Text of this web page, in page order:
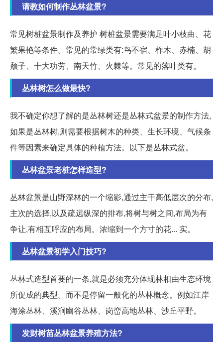
请教如何制作丛林盆景?
常见树桩盆景制作及养护 树桩盆景需要满足叶小枝曲、花
繁果艳等条件。常见的常绿类有:鸟不宿、柞木、赤楠、胡
颓子、十大功劳、南天竹、火棘等。常见的落叶类有。
丛林树怎么做最快?
我不确定你想了解的是丛林树还是丛林式盆景的制作方法,
如果是丛林树,则需要根据树木的种类、生长环境、气候条
件等因素来确定具体的种植方法。以下是丛林式盆。
丛林盆景老桩怎样造型?
丛林盆景是山野深林的一个缩影,通过主干高低层次的分布,
主次的选择,以及疏远纵深的排布,将树与树之间,布局为有
争让,有相互呼应的布局。浓缩到一个方寸的花... 实。
丛林盆景初学入门技巧?
丛林式造型首要的一条,就是必须充分体现林相由生态环境
所促成的典型。而不是停留一般化的丛林概念。例如江岸
海涂丛林、溪涧幽谷丛林、岗峦高地丛林、沙丘平野。
发财树苗丛林盆景养殖方法?